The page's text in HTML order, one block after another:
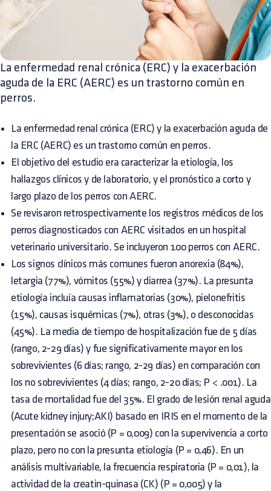
La enfermedad renal crónica (ERC) y la exacerbación
aguda de la ERC (AERC) es un trastorno común en
perros.
La enfermedad renal crónica (ERC) y la exacerbación aguda de
la ERC (AERC) es un trastorno común en perros.
El objetivo del estudio era caracterizar la etiología, los
hallazgos clínicos y de laboratorio, y el pronóstico a corto y
largo plazo de los perros con AERC.
Se revisaron retrospectivamente los registros médicos de los
perros diagnosticados con AERC visitados en un hospital
veterinario universitario. Se incluyeron 100 perros con AERC.
Los signos clínicos más comunes fueron anorexia (84%),
letargia (77%), vómitos (55%) y diarrea (37%). La presunta
etiología incluía causas inflamatorias (30%), pielonefritis
(15%), causas isquémicas (7%), otras (3%), o desconocidas
(45%). La media de tiempo de hospitalización fue de 5 días
(rango, 2-29 días) y fue significativamente mayor en los
sobrevivientes (6 días; rango, 2-29 días) en comparación con
los no sobrevivientes (4 días; rango, 2-20 días; P < .001). La
tasa de mortalidad fue del 35%. El grado de lesión renal aguda
(Acute kidney injury;AKI) basado en IRIS en el momento de la
presentación se asoció (P = 0,009) con la supervivencia a corto
plazo, pero no con la presunta etiología (P = 0,46). En un
análisis multivariable, la frecuencia respiratoria (P = 0,01), la
actividad de la creatin-quinasa (CK) (P = 0,005) y la